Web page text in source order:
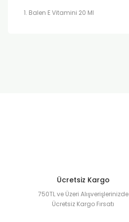
Balen E Vitamini 20 Ml
Ücretsiz Kargo
750TL ve Üzeri Alışverişlerinizde
Ücretsiz Kargo Fırsatı